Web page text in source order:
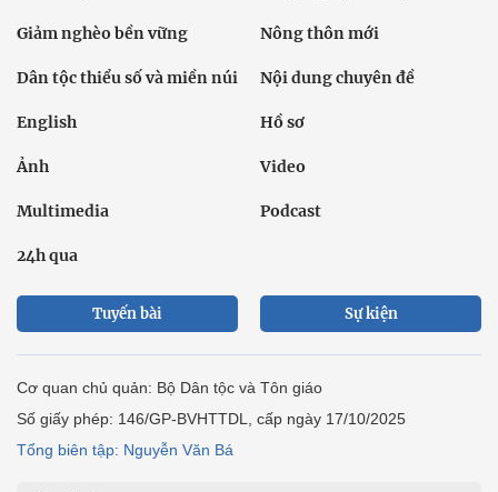
Giảm nghèo bền vững Nông thôn mới
Dân tộc thiểu số và miền núi Nội dung chuyên đề
English Hồ sơ
Ảnh Video
Multimedia Podcast
24h qua
Tuyến bài Sự kiện
Cơ quan chủ quản: Bộ Dân tộc và Tôn giáo
Số giấy phép: 146/GP-BVHTTDL, cấp ngày 17/10/2025
Tổng biên tập: Nguyễn Văn Bá